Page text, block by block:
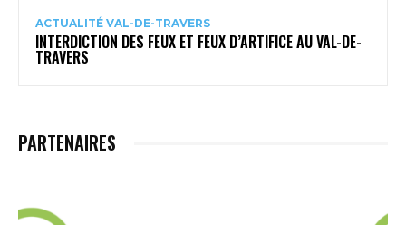
ACTUALITÉ VAL-DE-TRAVERS
INTERDICTION DES FEUX ET FEUX D’ARTIFICE AU VAL-DE-
TRAVERS
PARTENAIRES